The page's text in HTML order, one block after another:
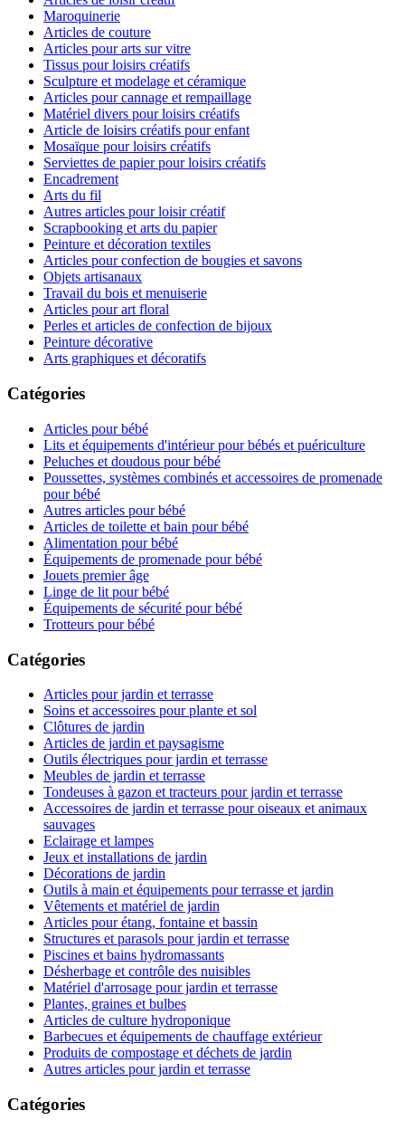
Maroquinerie
Articles de couture
Articles pour arts sur vitre
Tissus pour loisirs créatifs
Sculpture et modelage et céramique
Articles pour cannage et rempaillage
Matériel divers pour loisirs créatifs
Article de loisirs créatifs pour enfant
Mosaïque pour loisirs créatifs
Serviettes de papier pour loisirs créatifs
Encadrement
Arts du fil
Autres articles pour loisir créatif
Scrapbooking et arts du papier
Peinture et décoration textiles
Articles pour confection de bougies et savons
Objets artisanaux
Travail du bois et menuiserie
Articles pour art floral
Perles et articles de confection de bijoux
Peinture décorative
Arts graphiques et décoratifs
Catégories
Articles pour bébé
Lits et équipements d'intérieur pour bébés et puériculture
Peluches et doudous pour bébé
Poussettes, systèmes combinés et accessoires de promenade
pour bébé
Autres articles pour bébé
Articles de toilette et bain pour bébé
Alimentation pour bébé
Équipements de promenade pour bébé
Jouets premier âge
Linge de lit pour bébé
Équipements de sécurité pour bébé
Trotteurs pour bébé
Catégories
Articles pour jardin et terrasse
Soins et accessoires pour plante et sol
Clôtures de jardin
Articles de jardin et paysagisme
Outils électriques pour jardin et terrasse
Meubles de jardin et terrasse
Tondeuses à gazon et tracteurs pour jardin et terrasse
Accessoires de jardin et terrasse pour oiseaux et animaux
sauvages
Eclairage et lampes
Jeux et installations de jardin
Décorations de jardin
Outils à main et équipements pour terrasse et jardin
Vêtements et matériel de jardin
Articles pour étang, fontaine et bassin
Structures et parasols pour jardin et terrasse
Piscines et bains hydromassants
Désherbage et contrôle des nuisibles
Matériel d'arrosage pour jardin et terrasse
Plantes, graines et bulbes
Articles de culture hydroponique
Barbecues et équipements de chauffage extérieur
Produits de compostage et déchets de jardin
Autres articles pour jardin et terrasse
Catégories